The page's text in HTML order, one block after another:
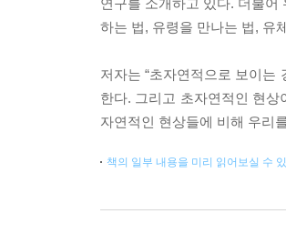
연구를 소개하고 있다. 더불
하는 법, 유령을 만나는 법, 유
저자는 “초자연적으로 보이는
한다. 그리고 초자연적인 현
자연적인 현상들에 비해 우리
책의 일부 내용을 미리 읽어보실 수